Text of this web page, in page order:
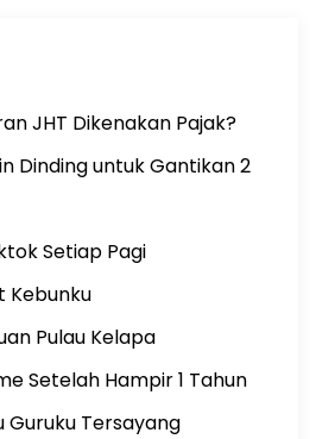
JHT Dikenakan Pajak?
Dinding untuk Gantikan 2
Setiap Pagi
Kebunku
Pulau Kelapa
Setelah Hampir 1 Tahun
Guruku Tersayang